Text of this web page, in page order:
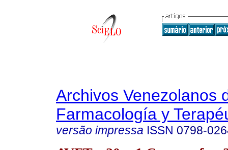
Archivos Venezolanos
Farmacología y
versão impressa ISSN 0798-